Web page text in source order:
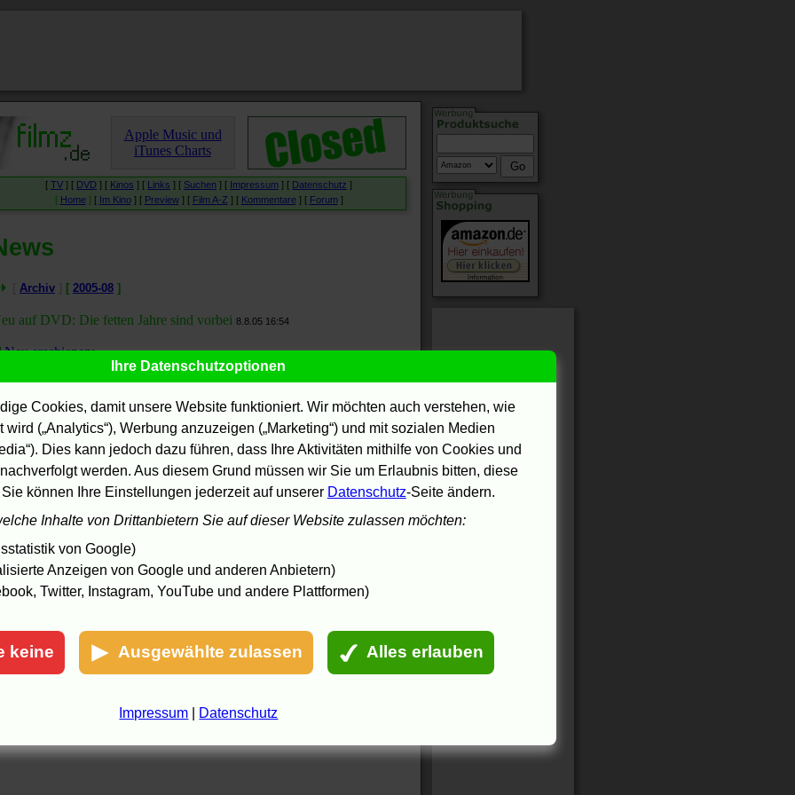
Apple Music und
iTunes Charts
[ TV ] [ DVD ] [ Kinos ] [ Links ] [ Suchen ] [ Impressum ] [ Datenschutz ]
[ Home] [ Im Kino] [ Preview] [ Film A-Z ] [ Kommentare] [ Forum]
Archiv [ 2005-08 ]
auf DVD: Die fetten Jahre sind vorbei 8.8.05 16:54
Neu erschienen:
Die fetten Jahre sind vorbeiauf DVD( Special Edition)
Die Grauzone
auf DVD
16:54 - In Partnerschaft mit Amazon.de.
Ihre Datenschutzoptionen
Cookies, damit unsere Website funktioniert. Wir möchten auch verstehen, wie
(„Analytics“), Werbung anzuzeigen („Marketing“) und mit sozialen Medien
Dies kann jedoch dazu führen, dass Ihre Aktivitäten mithilfe von Cookies und
werden. Aus diesem Grund müssen wir Sie um Erlaubnis bitten, diese
können Ihre Einstellungen jederzeit auf unserer Datenschutz-Seite ändern.
Inhalte von Drittanbietern Sie auf dieser Website zulassen möchten:
von Google)
Anzeigen von Google und anderen Anbietern)
Twitter, Instagram, YouTube und andere Plattformen)
keine Ausgewählte zulassen Alles erlauben
Impressum Datenschutz